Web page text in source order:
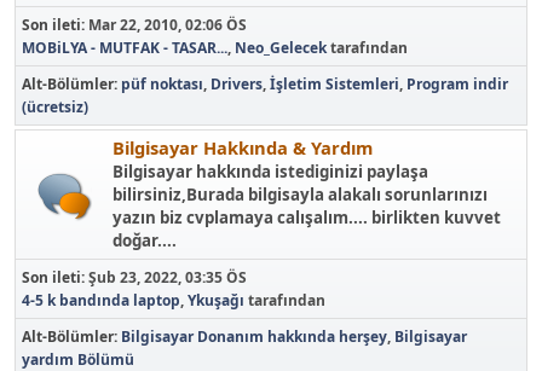
Son ileti: Mar 22, 2010, 02:06 ÖS
MOBiLYA - MUTFAK - TASAR..., Neo_Gelecektarafından
Alt-Bölümler püf noktası Drivers İşletim Sistemleri Program indir
(ücretsiz)
Bilgisayar Hakkında & Yardım
Bilgisayar hakkında istediginizi paylaşa
bilirsiniz,Burada bilgisayla alakalı sorunlarınızı
yazın biz cvplamaya calışalım.... birlikten kuvvet
doğar....
Son ileti:Şub 23, 2022, 03:35 ÖS
4-5 k bandında laptop,Ykuşağı tarafından
Alt-Bölümler Bilgisayar Donanım hakkında herşey Bilgisayar
yardım Bölümü